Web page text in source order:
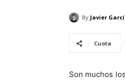
By Javier
Cuota
Son muchos